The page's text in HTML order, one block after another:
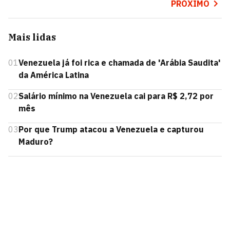
PRÓXIMO
Mais lidas
01Venezuela já foi rica e chamada de 'Arábia Saudita'
da América Latina
02Salário mínimo na Venezuela cai para R$ 2,72 por
mês
03Por que Trump atacou a Venezuela e capturou
Maduro?